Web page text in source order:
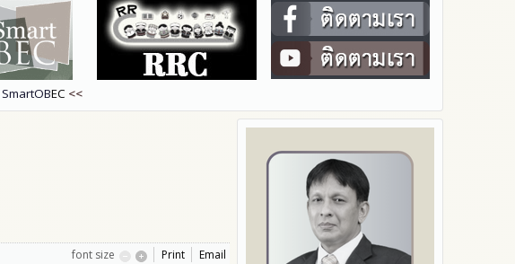
SmartOBEC <<
font size Print Email